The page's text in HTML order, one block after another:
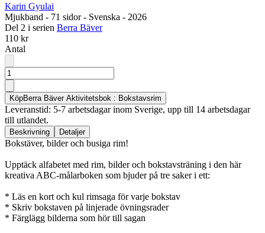
Karin Gyulai
Mjukband - 71 sidor- Svenska - 2026
Del 2 i serien Berra Bäver
110 kr
Antal
Köp Berra Bäver Aktivitetsbok : Bokstavsrim
Leveranstid: 5-7 arbetsdagar inom Sverige, upp till 14 arbetsdagar
till utlandet.
Beskrivning Detaljer
Bokstäver, bilder och busiga rim!
Upptäck alfabetet med rim, bilder och bokstavsträning i den här
kreativa ABC-målarboken som bjuder på tre saker i ett:
* Läs en kort och kul rimsaga för varje bokstav
* Skriv bokstaven på linjerade övningsrader
* Färglägg bilderna som hör till sagan